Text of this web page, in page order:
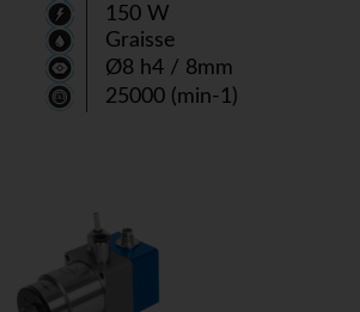
150 W
Graisse
Ø8 h4 / 8mm
25000 (min-1)